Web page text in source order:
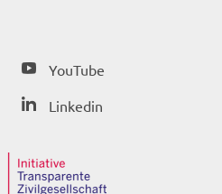
YouTube
Linkedin